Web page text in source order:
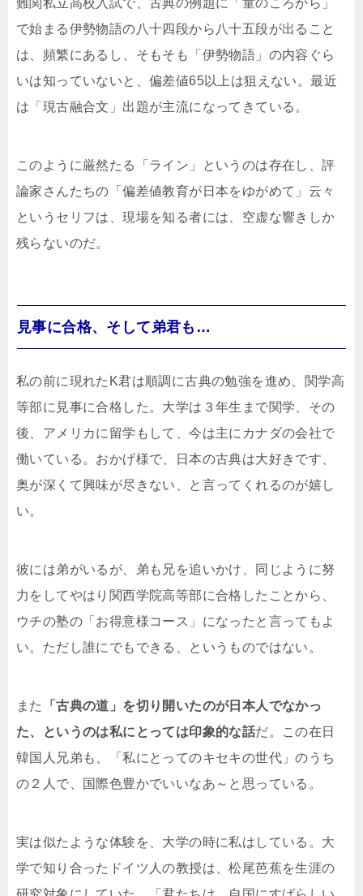
難関私立高校入試で、古典の例題に「童のころから」
で始まる伊勢物語の八十四段から八十五段が出ること
は、頻繁にあるし、そもそも「伊勢物語」の内容ぐら
いは知っていないと、偏差値65以上は狙えない。最近
は「現古融合文」出題が主流になってきている。
このように厳然たる「ライン」というのは存在し、評
論家さんたちの「偏差値教育が日本をゆがめて」云々
というセリフは、現場を知る者には、空虚な響きしか
残らないのだ。
見事に合格、そして弟君も…
私の前に現れたK君は順調に古典の勉強を進め、関学高
等部に見事に合格した。大学は３年生まで関学、その
後、アメリカに留学もして、今は主にカナダの会社で
働いている。おかげ様で、日本の古典は大好きです、
奥が深くて興味が尽きない、と言ってくれるのが嬉し
い。
彼には弟がいるが、弟も兄を追いかけ、同じように努
力をしてやはり関西学院高等部に合格したことから、
ウチの塾の「お得意様コース」になったと言ってもよ
い。ただし誰にでもできる、というものではない。
また
「古典の道」を切り開いたのが日本人でなかっ
た、というのは私にとっては印象的な話だ。この在日
韓国人兄弟も、「私にとってのキセキの世代」のうち
の２人で、国際色豊かでいいなあ～と思っている。
実は似たような体験を、大学の時に私はしている。大
学で知り合ったドイツ人の教授は、松尾芭蕉を生涯の